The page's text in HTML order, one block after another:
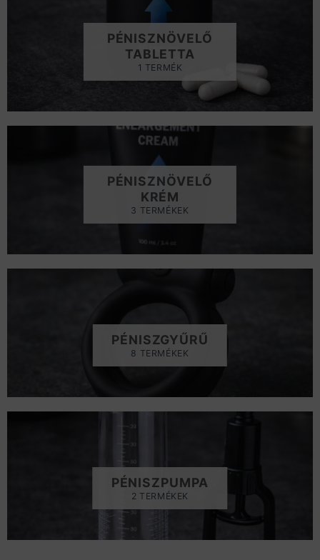
PÉNISZNÖVELŐ
TABLETTA
1 TERMÉK
PÉNISZNÖVELŐ
KRÉM
3 TERMÉKEK
PÉNISZGYŰRŰ
8 TERMÉKEK
PÉNISZPUMPA
2 TERMÉKEK